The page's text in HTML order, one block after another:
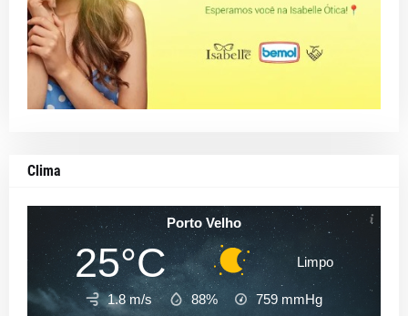
Clima
Porto Velho
25°C Limpo
1.8 m/s 88% 759 mmHg